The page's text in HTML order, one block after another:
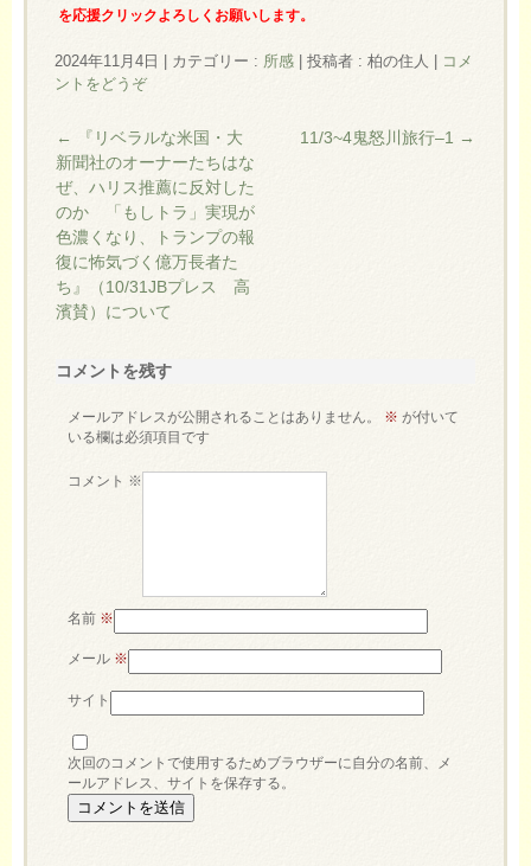
を応援クリックよろしくお願いします。
2024年11月4日 カテゴリー : 所感 投稿者 : 柏の住人
コメ
ントをどうぞ
←
『リベラルな米国・大
新聞社のオーナーたちはな
ぜ、ハリス推薦に反対した
のか 「もしトラ」実現が
色濃くなり、トランプの報
復に怖気づく億万長者た
ち』（10/31JBプレス 高
濱賛）について
11/3~4鬼怒川旅行–1 →
コメントを残す
メールアドレスが公開されることはありません。 ※ が付いて
いる欄は必須項目です
コメント ※
名前 ※
メール ※
サイト
次回のコメントで使用するためブラウザーに自分の名前、メ
ールアドレス、サイトを保存する。